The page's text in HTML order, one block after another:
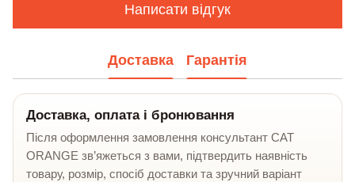
Написати відгук
Доставка Гарантія
Доставка, оплата і бронювання
Після оформлення замовлення консультант CAT
ORANGE зв’яжеться з вами, підтвердить наявність
товару, розмір, спосіб доставки та зручний варіант